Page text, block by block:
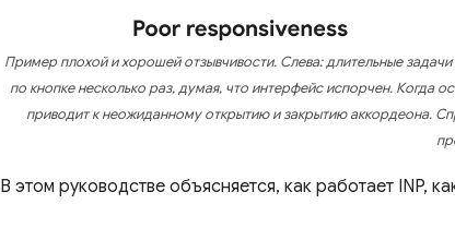
Пример плохой и хорошей отзывчивости. Слева: длительные
по кнопке несколько раз, думая, что интерфейс испорчен. Когда
приводит к неожиданному открытию и закрытию аккордеона.
В этом руководстве объясняется, как работает INP,